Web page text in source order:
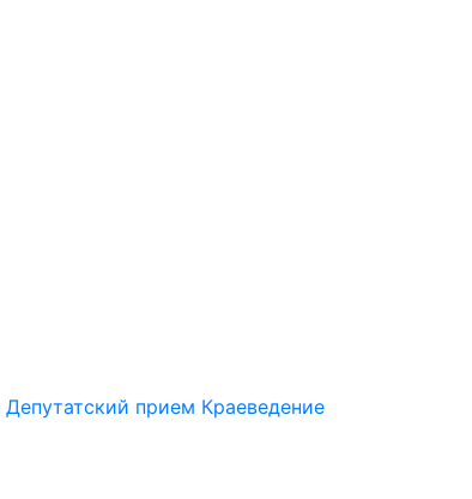
Депутатский прием Краеведение